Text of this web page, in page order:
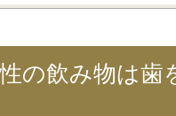
の飲み物は歯